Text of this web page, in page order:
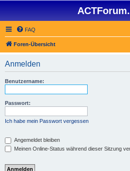
FAQ
Foren-Übersicht
Anmelden
Benutzername:
Passwort:
Ich habe mein Passwort vergessen
Angemeldet bleiben
Meinen Online-Status während dieser Sitzung